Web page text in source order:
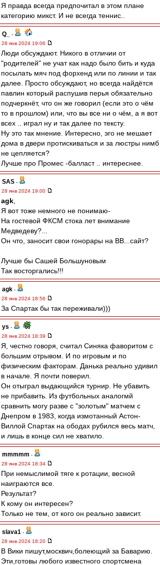
Я правда всегда предпочитал в этом плане
категорию микст. И не всегда теннис..
Q_
-
28 янв 2024 19:06
Люди обсуждают. Никого в отличии от
"родителей" не учат как надо было бить и куда
посылать мяч под форхенд или по линии и так
далее. Просто обсуждают, но всегда найдётся
павлин который распушив перья обязательно
подчеркнёт, что он же говорил (если это о чём
то в прошлом) или, что вы все ни о чём, а я вот
всех .. играл ну и так далее по тексту.
Ну это так мнение. Интересно, эго не мешает
дома в двери протискиваться и за люстры нимб
не цепляется?
Лучше про Промес -балласт .. интереснее.
SAS -
28 янв 2024 19:00
agk
Я вот тоже немного не понимаю-
На гостевой ФКСМ стока лет внимание
Медведеву?...
Он что, заносит свои гонорары на ВВ...сайт?
Лучше бы Сашей Большуновым
Так восторгались!!!
agk -
28 янв 2024 18:56
За Спартак бы так переживали)))
ys -
28 янв 2024 18:39
Я, честно говоря, считал Синяка фаворитом с
большим отрывом. И по игровым и по
физическим факторам. Данька реально удивил
в начале. Я почти поверил.
Он отыграл выдающийся турнир. Не убавить
не прибавить. Из футбольных аналогмй
сравнить могу разве с "золотым" матчем с
Днепром в 1983, когда измотанный Астон-
Виллой Спартак на ободах рубился весь матч,
и лишь в конце сил не хватило.
mmmmm -
28 янв 2024 18:34
При немыслимой тяге к ротации, весной
наиграются все.
Результат?
К кому он интересен?
Только не тем, от кого он реально зависит.
slava1 -
28 янв 2024 18:20
В Вики пишут,москвич,болеющий за Баварию.
Эти,готовы любого известного спортсмена